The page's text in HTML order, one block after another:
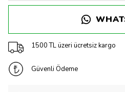
1500 TL üzeri ücretsiz kargo
Güvenli Ödeme